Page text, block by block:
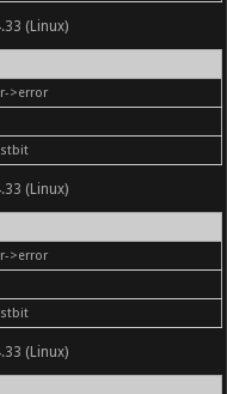
(Linux)
>error
(Linux)
>error
(Linux)